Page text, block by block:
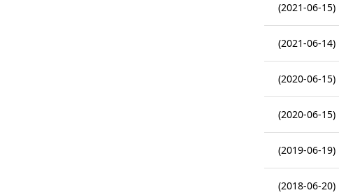
(2021-06-15)
(2021-06-14)
(2020-06-15)
(2020-06-15)
(2019-06-19)
(2018-06-20)